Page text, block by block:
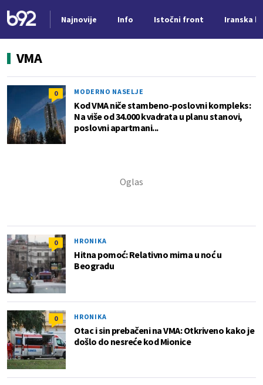
Najnovije Info Istočni front Iranska
VMA
0 MODERNO NASELJE
Kod VMA niče stambeno-poslovni kompleks:
Na više od 34.000 kvadrata u planu stanovi,
poslovni apartmani...
0 HRONIKA
Hitna pomoć: Relativno mirna u noć u
Beogradu
0 HRONIKA
Otac i sin prebačeni na VMA: Otkriveno kako je
došlo do nesreće kod Mionice